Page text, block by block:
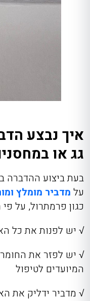
איך נבצע
גג או
בעת ביצוע ההדברה
על מדביר מומלץ
כגון פרמתרול, על
√ יש לפנות את כל
√ יש לפזר את
המיועדים לטיפול
√ מדביר ידליק את